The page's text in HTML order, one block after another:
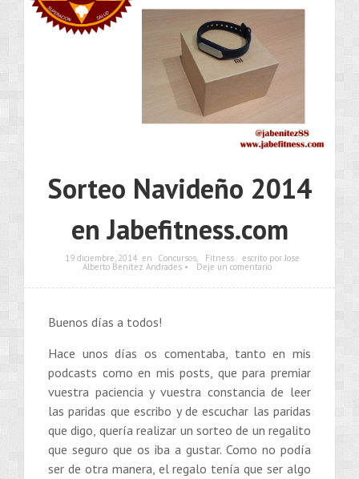
Sorteo Navideño 2014
en Jabefitness.com
19 diciembre, 2014 en Concursos, Fitness escrito por Jose
Alberto Benítez Andrades • Deje un comentario
Buenos días a todos!
Hace unos días os comentaba, tanto en mis
podcasts como en mis posts, que para premiar
vuestra paciencia y vuestra constancia de leer
las paridas que escribo y de escuchar las paridas
que digo, quería realizar un sorteo de un regalito
que seguro que os iba a gustar. Como no podía
ser de otra manera, el regalo tenía que ser algo